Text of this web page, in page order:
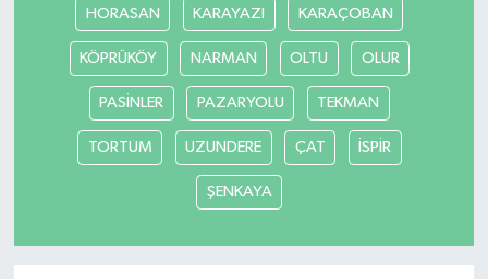
HORASAN KARAYAZI KARAÇOBAN
KÖPRÜKÖY NARMAN OLTU OLUR
PASİNLER PAZARYOLU TEKMAN
TORTUM UZUNDERE ÇAT İSPİR
ŞENKAYA